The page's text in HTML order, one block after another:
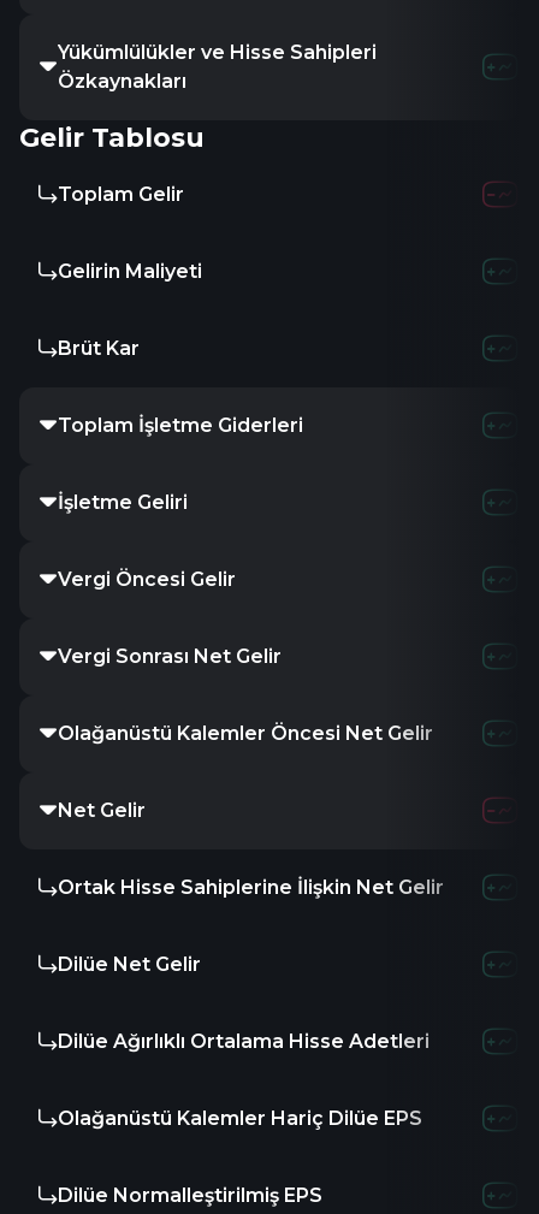
Yükümlülükler ve Hisse Sahipleri
Özkaynakları
418.89M
Gelir Tablosu
Toplam Gelir
Gelirin Maliyeti -
Brüt Kar --
Toplam İşletme Giderleri 807.73K
İşletme Geliri -807.73K
Vergi Öncesi Gelir -803.86K
Vergi Sonrası Net Gelir -
Olağanüstü Kalemler Öncesi Net Gelir -
Net Gelir -799.99K
Ortak Hisse Sahiplerine İlişkin Net Gelir
Dilüe Net Gelir
Dilüe Ağırlıklı Ortalama Hisse Adetleri 56.04
Olağanüstü Kalemler Hariç Dilüe EPS -
Dilüe Normalleştirilmiş EPS